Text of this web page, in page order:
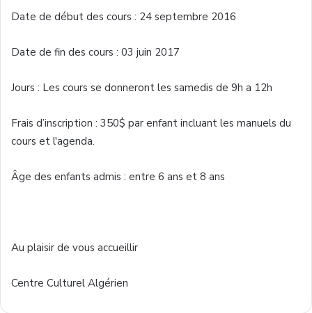
Date de début des cours : 24 septembre 2016
Date de fin des cours : 03 juin 2017
Jours : Les cours se donneront les samedis de 9h a 12h
Frais d’inscription : 350$ par enfant incluant les manuels du
cours et l'agenda.
Âge des enfants admis : entre 6 ans et 8 ans
Au plaisir de vous accueillir
Centre Culturel Algérien